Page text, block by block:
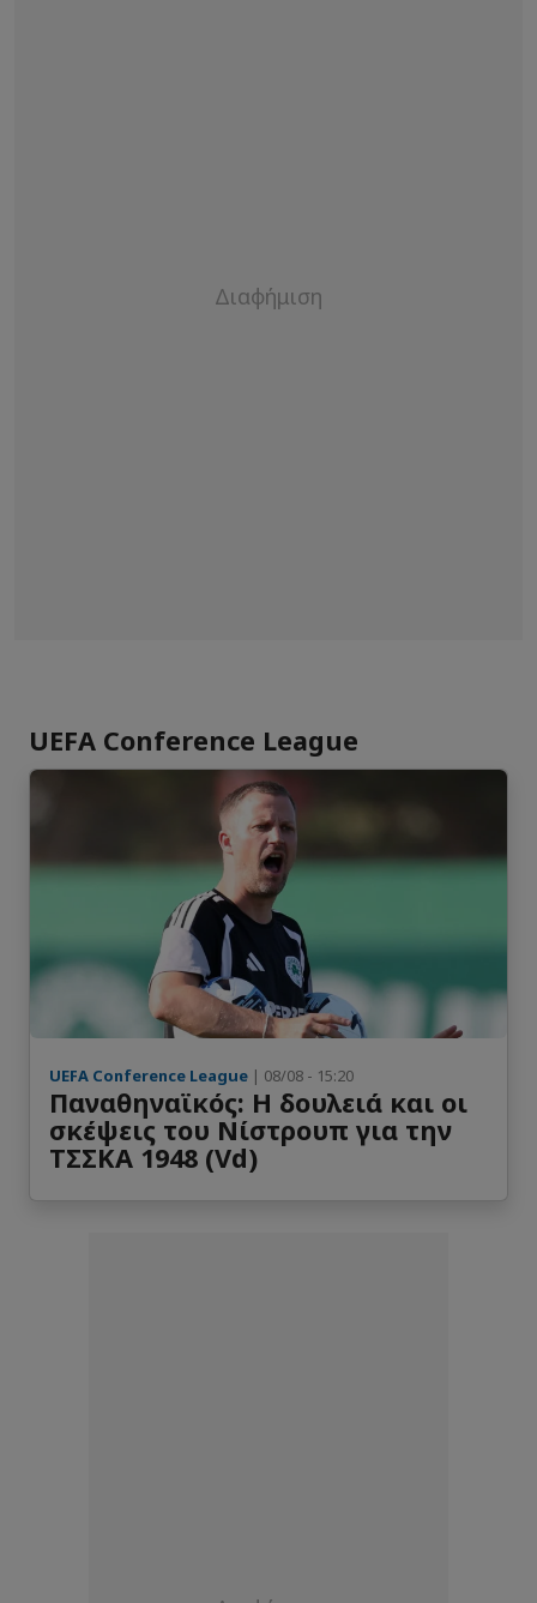
UEFA Conference League
UEFA Conference League | 08/08 - 15:20
Παναθηναϊκός: Η δουλειά και οι
σκέψεις του Νίστρουπ για την
ΤΣΣΚΑ 1948 (Vd)